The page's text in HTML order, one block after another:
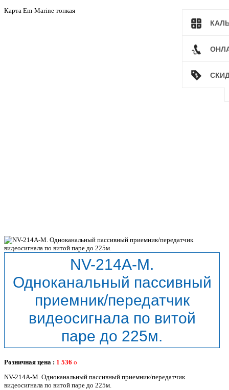
Карта Em-Marine тонкая
NV-214A-M.
Одноканальный пассивный
приемник/передатчик
видеосигнала по витой
паре до 225м.
Розничная цена : 1 536
NV-214A-M. Одноканальный пассивный приемник/передатчик
видеосигнала по витой паре до 225м.